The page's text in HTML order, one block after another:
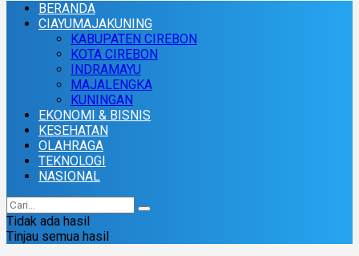
BERANDA
CIAYUMAJAKUNING
KABUPATEN CIREBON
KOTA CIREBON
INDRAMAYU
MAJALENGKA
KUNINGAN
EKONOMI & BISNIS
KESEHATAN
OLAHRAGA
TEKNOLOGI
NASIONAL
Tidak ada hasil
Tinjau semua hasil